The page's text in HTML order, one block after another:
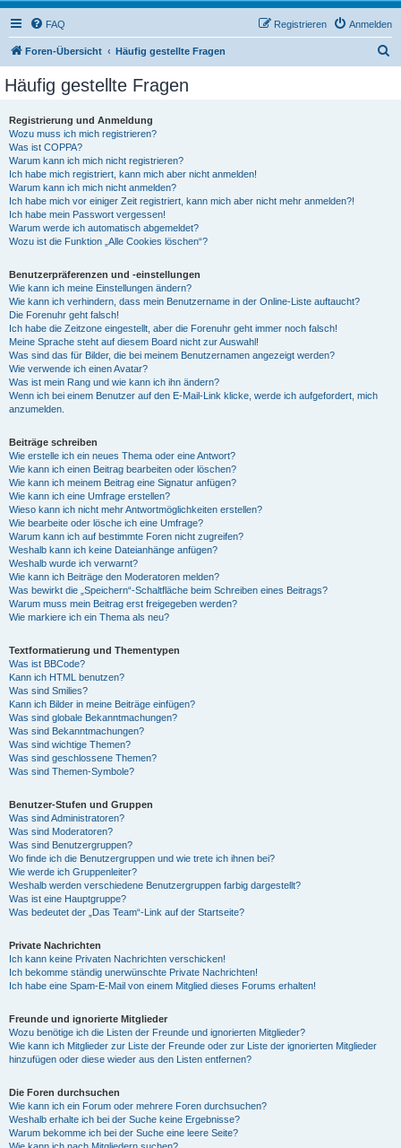
FAQ Anmelden
Registrieren
Foren-Übersicht Häufig gestellte Fragen
Häufig gestellte Fragen
Registrierung und Anmeldung
Wozu muss ich mich registrieren?
Was ist COPPA?
Warum kann ich mich nicht registrieren?
Ich habe mich registriert, kann mich aber nicht anmelden!
Warum kann ich mich nicht anmelden?
Ich habe mich vor einiger Zeit registriert, kann mich aber nicht mehr anmelden?!
Ich habe mein Passwort vergessen!
Warum werde ich automatisch abgemeldet?
Wozu ist die Funktion „Alle Cookies löschen“?
Benutzerpräferenzen und -einstellungen
Wie kann ich meine Einstellungen ändern?
Wie kann ich verhindern, dass mein Benutzername in der Online-Liste auftaucht?
Die Forenuhr geht falsch!
Ich habe die Zeitzone eingestellt, aber die Forenuhr geht immer noch falsch!
Meine Sprache steht auf diesem Board nicht zur Auswahl!
Was sind das für Bilder, die bei meinem Benutzernamen angezeigt werden?
Wie verwende ich einen Avatar?
Was ist mein Rang und wie kann ich ihn ändern?
Wenn ich bei einem Benutzer auf den E-Mail-Link klicke, werde ich aufgefordert, mich
anzumelden.
Beiträge schreiben
Wie erstelle ich ein neues Thema oder eine Antwort?
Wie kann ich einen Beitrag bearbeiten oder löschen?
Wie kann ich meinem Beitrag eine Signatur anfügen?
Wie kann ich eine Umfrage erstellen?
Wieso kann ich nicht mehr Antwortmöglichkeiten erstellen?
Wie bearbeite oder lösche ich eine Umfrage?
Warum kann ich auf bestimmte Foren nicht zugreifen?
Weshalb kann ich keine Dateianhänge anfügen?
Weshalb wurde ich verwarnt?
Wie kann ich Beiträge den Moderatoren melden?
Was bewirkt die „Speichern“-Schaltfläche beim Schreiben eines Beitrags?
Warum muss mein Beitrag erst freigegeben werden?
Wie markiere ich ein Thema als neu?
Textformatierung und Thementypen
Was ist BBCode?
Kann ich HTML benutzen?
Was sind Smilies?
Kann ich Bilder in meine Beiträge einfügen?
Was sind globale Bekanntmachungen?
Was sind Bekanntmachungen?
Was sind wichtige Themen?
Was sind geschlossene Themen?
Was sind Themen-Symbole?
Benutzer-Stufen und Gruppen
Was sind Administratoren?
Was sind Moderatoren?
Was sind Benutzergruppen?
Wo finde ich die Benutzergruppen und wie trete ich ihnen bei?
Wie werde ich Gruppenleiter?
Weshalb werden verschiedene Benutzergruppen farbig dargestellt?
Was ist eine Hauptgruppe?
Was bedeutet der „Das Team“-Link auf der Startseite?
Private Nachrichten
Ich kann keine Privaten Nachrichten verschicken!
Ich bekomme ständig unerwünschte Private Nachrichten!
Ich habe eine Spam-E-Mail von einem Mitglied dieses Forums erhalten!
Freunde und ignorierte Mitglieder
Wozu benötige ich die Listen der Freunde und ignorierten Mitglieder?
Wie kann ich Mitglieder zur Liste der Freunde oder zur Liste der ignorierten Mitglieder
hinzufügen oder diese wieder aus den Listen entfernen?
Die Foren durchsuchen
Wie kann ich ein Forum oder mehrere Foren durchsuchen?
Weshalb erhalte ich bei der Suche keine Ergebnisse?
Warum bekomme ich bei der Suche eine leere Seite?